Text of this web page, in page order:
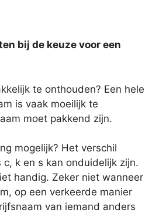
bij de keuze voor een
te onthouden? Een hele
is vaak moeilijk te
moet pakkend zijn.
mogelijk? Het verschil
k en s kan onduidelijk zijn.
handig. Zeker niet wanneer
op een verkeerde manier
van iemand anders